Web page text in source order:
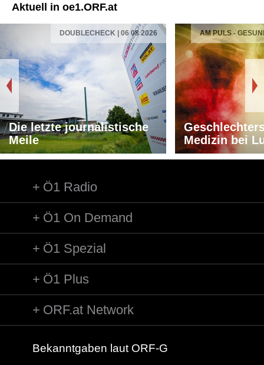
Aktuell in oe1.ORF.at
DOUBLECHECK | 06 08 2026
Die letzte journalistische
Meile
AM PULS -
Medizin bei
Ö1 Radio
Ö1 On Demand
Ö1 Spezial
Ö1 Plus
ORF.at Network
Bekanntgaben laut ORF-G